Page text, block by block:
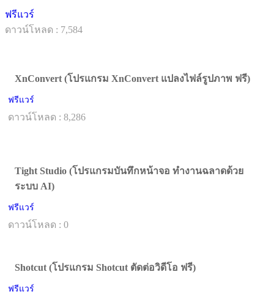
ฟรีแวร์
ดาวน์โหลด : 7,584
XnConvert (โปรแกรม XnConvert แปลงไฟล์รูปภาพ ฟรี)
ฟรีแวร์
ดาวน์โหลด : 8,286
Tight Studio (โปรแกรมบันทึกหน้าจอ ทำงานฉลาดด้วย
ระบบ AI)
ฟรีแวร์
ดาวน์โหลด : 0
Shotcut (โปรแกรม Shotcut ตัดต่อวิดีโอ ฟรี)
ฟรีแวร์